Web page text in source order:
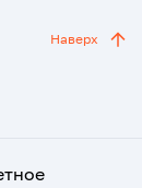
Наверх